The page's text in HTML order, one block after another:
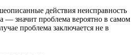
действия неисправность
— значит проблема вероятно в самом
проблема заключается не в